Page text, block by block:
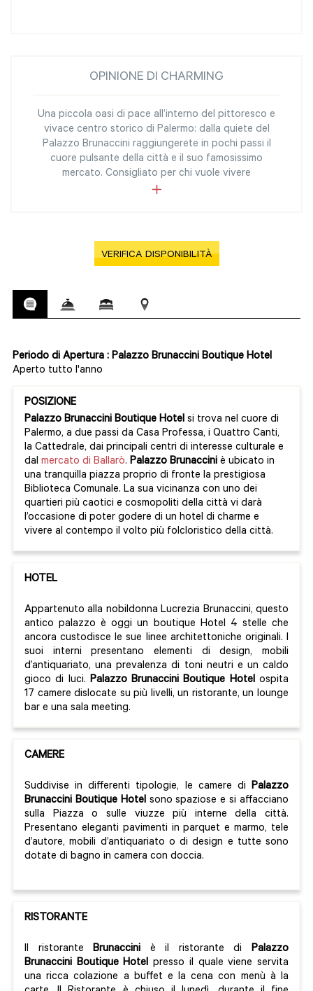
OPINIONE DI CHARMING
Una piccola oasi di pace all’interno del pittoresco e
vivace centro storico di Palermo: dalla quiete del
Palazzo Brunaccini raggiungerete in pochi passi il
cuore pulsante della città e il suo famosissimo
mercato. Consigliato per chi vuole vivere
VERIFICA DISPONIBILITÀ
Periodo di Apertura : Palazzo Brunaccini Boutique Hotel
Aperto tutto l'anno
POSIZIONE
Palazzo Brunaccini Boutique Hotel si trova nel cuore di
Palermo, a due passi da Casa Professa, i Quattro Canti,
la Cattedrale, dai principali centri di interesse culturale e
dal mercato di Ballarò. Palazzo Brunaccini è ubicato in
una tranquilla piazza proprio di fronte la prestigiosa
Biblioteca Comunale. La sua vicinanza con uno dei
quartieri più caotici e cosmopoliti della città vi darà
l’occasione di poter godere di un hotel di charme e
vivere al contempo il volto più folcloristico della città.
HOTEL
Appartenuto alla nobildonna Lucrezia Brunaccini, questo
antico palazzo è oggi un boutique Hotel 4 stelle che
ancora custodisce le sue linee architettoniche originali. I
suoi interni presentano elementi di design, mobili
d’antiquariato, una prevalenza di toni neutri e un caldo
gioco di luci. Palazzo Brunaccini Boutique Hotelospita
17 camere dislocate su più livelli, un ristorante, un lounge
bar e una sala meeting.
CAMERE
Suddivise in differenti tipologie, le camere di Palazzo
Brunaccini Boutique Hotel sono spaziose e si affacciano
sulla Piazza o sulle viuzze più interne della città.
Presentano eleganti pavimenti in parquet e marmo, tele
d’autore, mobili d’antiquariato o di design e tutte sono
dotate di bagno in camera con doccia.
RISTORANTE
Il ristoranteBrunaccini è il ristorante diPalazzo
Brunaccini Boutique Hotel presso il quale viene servita
una ricca colazione a buffet e la cena con menù à la